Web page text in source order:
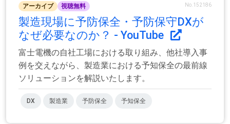
アーカイブ 視聴無料 No.152186
製造現場に予防保全・予防保守DXが
なぜ必要なのか？ - YouTube
富士電機の自社工場における取り組み、他社導入事
例を交えながら、製造業における予知保全の最前線
ソリューションを解説いたします。
DX 製造業 予防保全 予知保全